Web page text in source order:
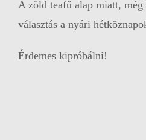
A zöld teafű alap miatt,
választás a nyári
Érdemes kipróbálni!